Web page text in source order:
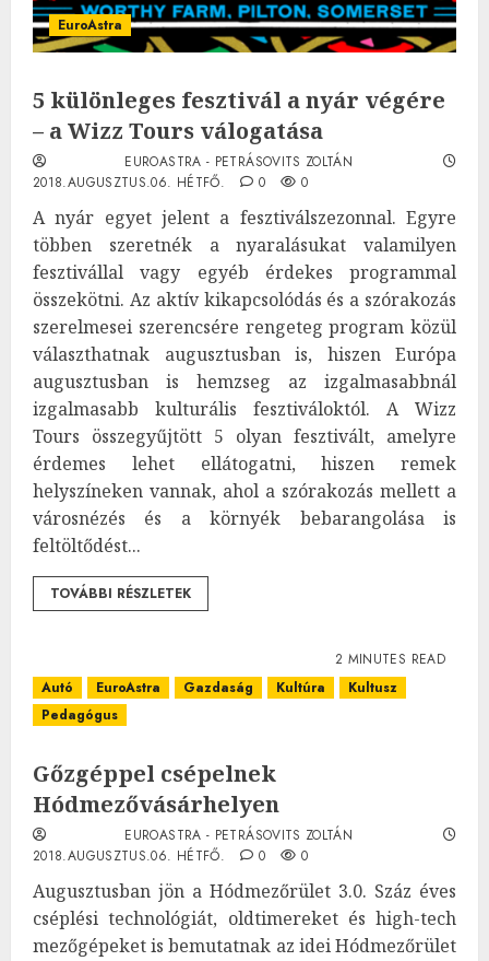
EuroAstra
5 különleges fesztivál a nyár végére
– a Wizz Tours válogatása
EUROASTRA - PETRÁSOVITS ZOLTÁN
2018.AUGUSZTUS.06. HÉTFŐ.
0 0
A nyár egyet jelent a fesztiválszezonnal. Egyre
többen szeretnék a nyaralásukat valamilyen
fesztivállal vagy egyéb érdekes programmal
összekötni. Az aktív kikapcsolódás és a szórakozás
szerelmesei szerencsére rengeteg program közül
választhatnak augusztusban is, hiszen Európa
augusztusban is hemzseg az izgalmasabbnál
izgalmasabb kulturális fesztiváloktól. A Wizz
Tours összegyűjtött 5 olyan fesztivált, amelyre
érdemes lehet ellátogatni, hiszen remek
helyszíneken vannak, ahol a szórakozás mellett a
városnézés és a környék bebarangolása is
feltöltődést...
TOVÁBBI RÉSZLETEK
2 MINUTES READ
Autó
EuroAstra Gazdaság Kultúra
Kultusz
Pedagógus
Gőzgéppel csépelnek
Hódmezővásárhelyen
EUROASTRA - PETRÁSOVITS ZOLTÁN
2018.AUGUSZTUS.06. HÉTFŐ.
0 0
Augusztusban jön a Hódmezőrület 3.0. Száz éves
cséplési technológiát, oldtimereket és high-tech
mezőgépeket is bemutatnak az idei Hódmezőrület